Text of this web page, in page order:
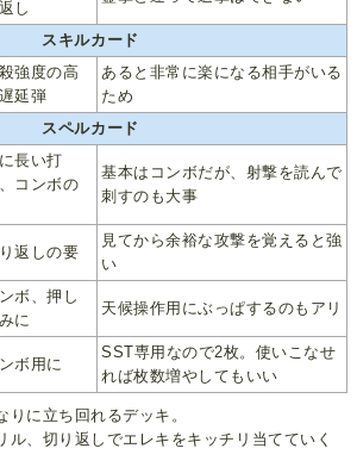
し
スキルカード
強度の高
延弾
あると非常に楽になる相手がいる
ため
スペルカード
長い打
コンボの
基本はコンボだが、射撃を読んで
刺すのも大事
返しの要
見てから余裕な攻撃を覚えると強
い
ボ、押し
に
天候操作用にぶっぱするのもアリ
ボ用に
SST専用なので2枚。使いこなせ
れば枚数増やしてもいい
りに立ち回れるデッキ。
ル、切り返しでエレキをキッチリ当てていく